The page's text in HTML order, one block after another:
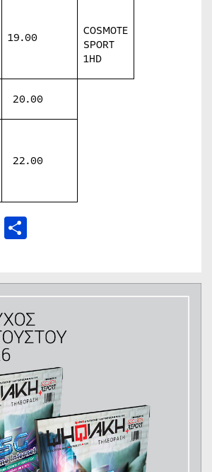
19.00
COSMOTE
SPORT
1HD
20.00
22.00
Messenger